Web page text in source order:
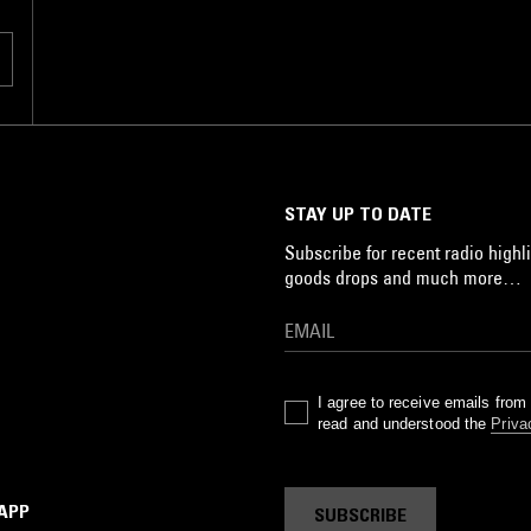
STAY UP TO DATE
Subscribe for recent radio
goods drops and much more…
I agree to receive emails
read and understood the
SUBSCRIBE